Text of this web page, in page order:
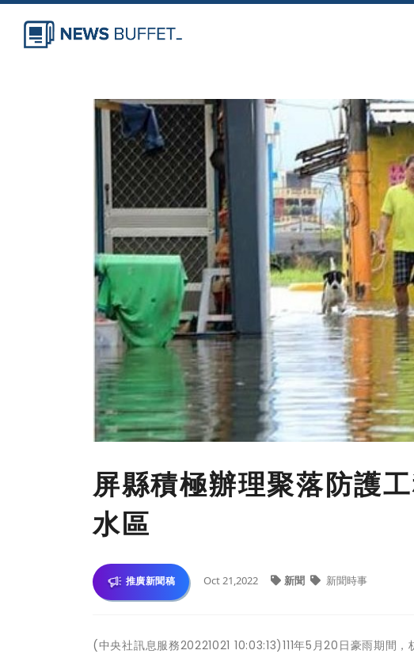
屏縣積極辦理聚落防護
水區
推廣新聞稿 Oct 21,2022 新聞 新聞時事
(中央社訊息服務20221021 10:03:13)111年5月20日豪雨期間